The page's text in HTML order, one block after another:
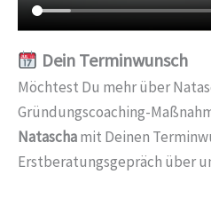
Dein Terminwunsch
Möchtest Du mehr über
Gründungscoaching-
Nataschamit Deinen
Erstberatungsgepräch über